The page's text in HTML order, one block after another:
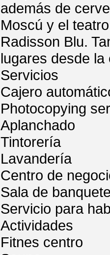
además de
Moscú y el
Radisson Blu.
lugares desde
Servicios
Cajero
Photocopying
Aplanchado
Tintorería
Lavandería
Centro de
Sala de
Servicio para
Actividades
Fitnes centro